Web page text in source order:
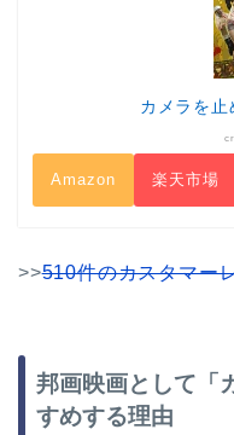
カメラを
Amazon 楽天市場
>>510件のカスタマー
邦画映画として「
すめする理由